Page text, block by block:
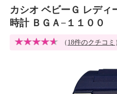
カシオ ベビーＧ レディ
時計 ＢＧＡ−１１００
（ 18件のクチコミ